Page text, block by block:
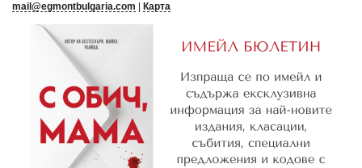
mail@egmontbulgaria.com
Карта